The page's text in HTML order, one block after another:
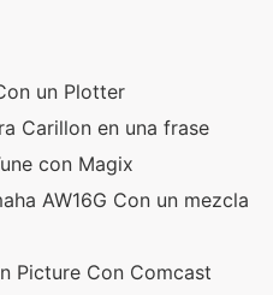
un Plotter
Carillon en una frase
con Magix
AW16G Con un mezcla
Picture Con Comcast